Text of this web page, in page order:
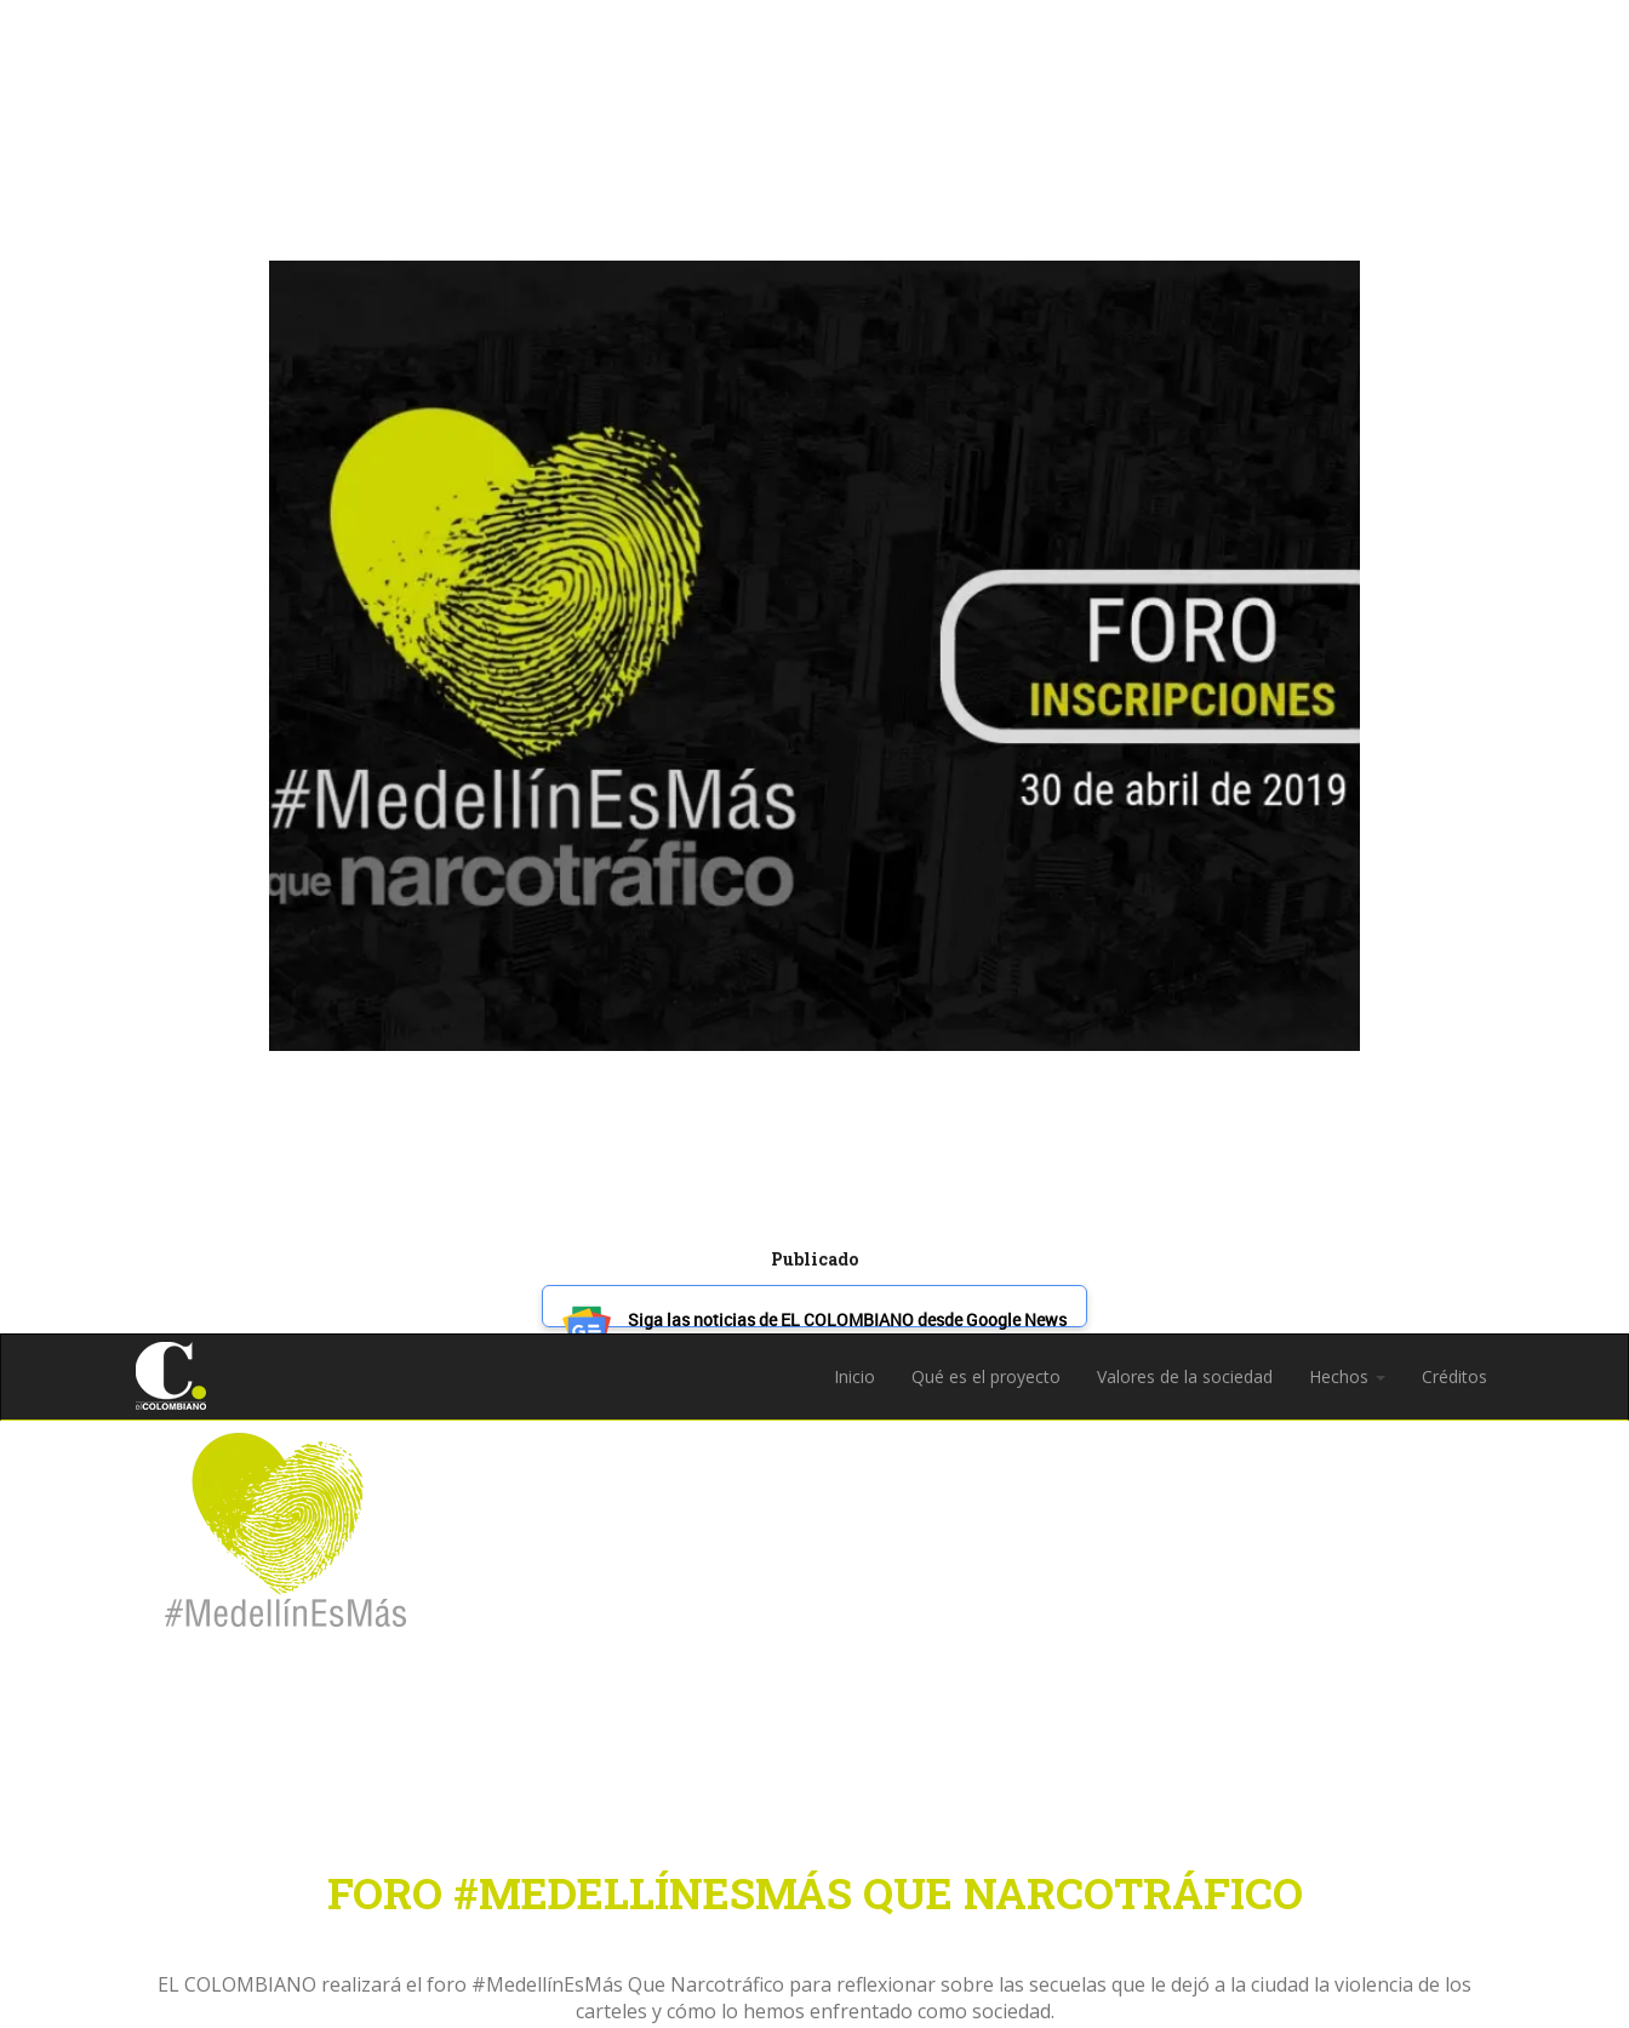
Publicado
Siga las noticias de EL COLOMBIANO desde Google News
Inicio Qué es el proyecto Valores de la sociedad Hechos Créditos
FORO #MEDELLÍNESMÁS QUE NARCOTRÁFICO
EL COLOMBIANO realizará el foro #MedellínEsMás Que Narcotráfico para reflexionar sobre las secuelas que le dejó a la ciudad la violencia de los
carteles y cómo lo hemos enfrentado como sociedad.